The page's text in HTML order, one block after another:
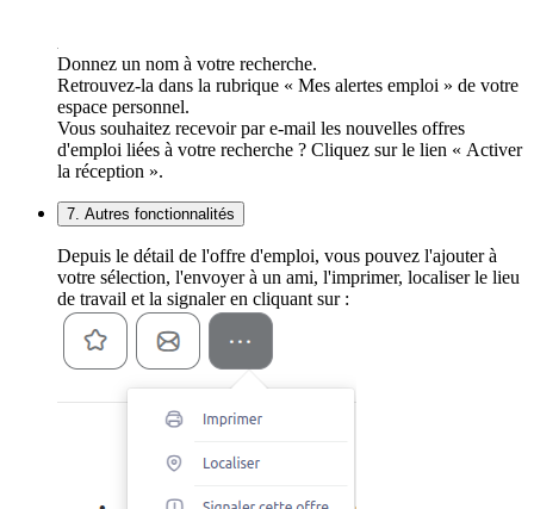
Donnez un nom à votre recherche.
Retrouvez-la dans la rubrique « Mes alertes emploi » de votre
espace personnel.
Vous souhaitez recevoir par e-mail les nouvelles offres
d'emploi liées à votre recherche ? Cliquez sur le lien « Activer
la réception ».
7. Autres fonctionnalités
Depuis le détail de l'offre d'emploi, vous pouvez l'ajouter à
votre sélection, l'envoyer à un ami, l'imprimer, localiser le lieu
de travail et la signaler en cliquant sur :